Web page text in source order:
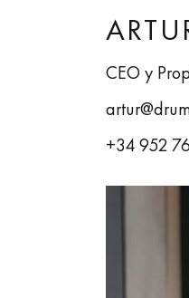
CEO y
+34 952